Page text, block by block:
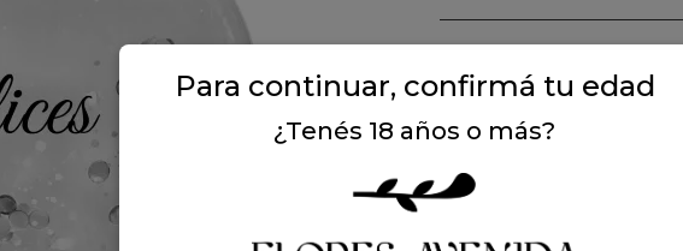
$
Para continuar, confirmá tu edad
¿Tenés 18 años o más?